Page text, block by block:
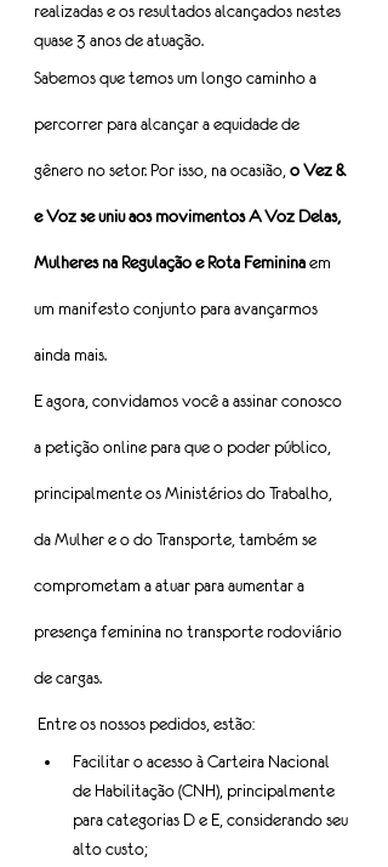
realizadas e os resultados alcançados nestes
quase 3 anos de atuação.
Sabemos que temos um longo caminho a
percorrer para alcançar a equidade de
gênero no setor. Por isso, na ocasião, o Vez &
e Voz se uniu aos movimentos A Voz Delas,
Mulheres na Regulação e Rota Feminina em
um manifesto conjunto para avançarmos
ainda mais.
E agora, convidamos você a assinar conosco
a petição online para que o poder público,
principalmente os Ministérios do Trabalho,
da Mulher e o do Transporte, também se
comprometam a atuar para aumentar a
presença feminina no transporte rodoviário
de cargas.
Entre os nossos pedidos, estão:
Facilitar o acesso à Carteira Nacional
de Habilitação (CNH), principalmente
para categorias D e E, considerando seu
alto custo;